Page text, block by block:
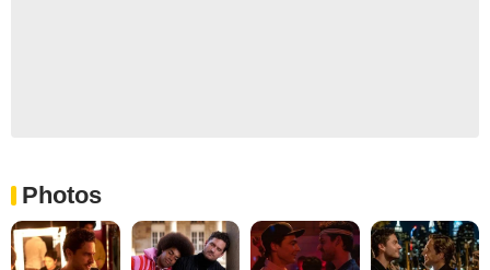
Photos